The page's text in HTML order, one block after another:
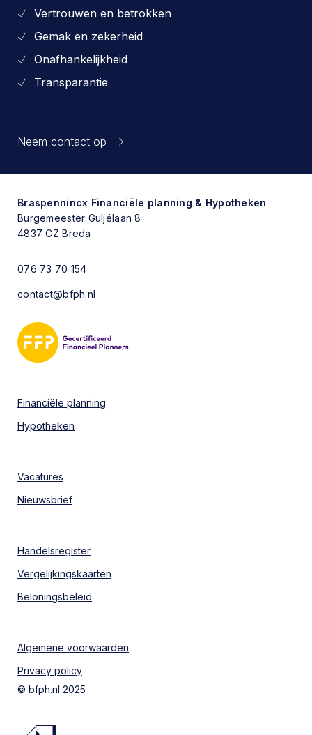
Neem contact op
Vertrouwen en betrokken
Gemak en zekerheid
Onafhankelijkheid
Transparantie
Braspennincx Financiële planning & Hypotheken
Burgemeester Guljélaan 8
4837 CZ Breda
076 73 70 154
contact@bfph.nl
Financiële planning
Hypotheken
Vacatures
Nieuwsbrief
Handelsregister
Vergelijkingskaarten
Beloningsbeleid
Algemene voorwaarden
Privacy policy
© bfph.nl 2025